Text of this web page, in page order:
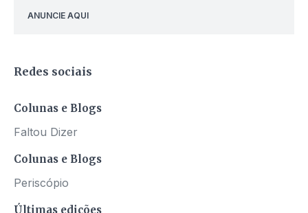
ANUNCIE AQUI
Redes sociais
Colunas e Blogs
Faltou Dizer
Colunas e Blogs
Periscópio
Últimas edições